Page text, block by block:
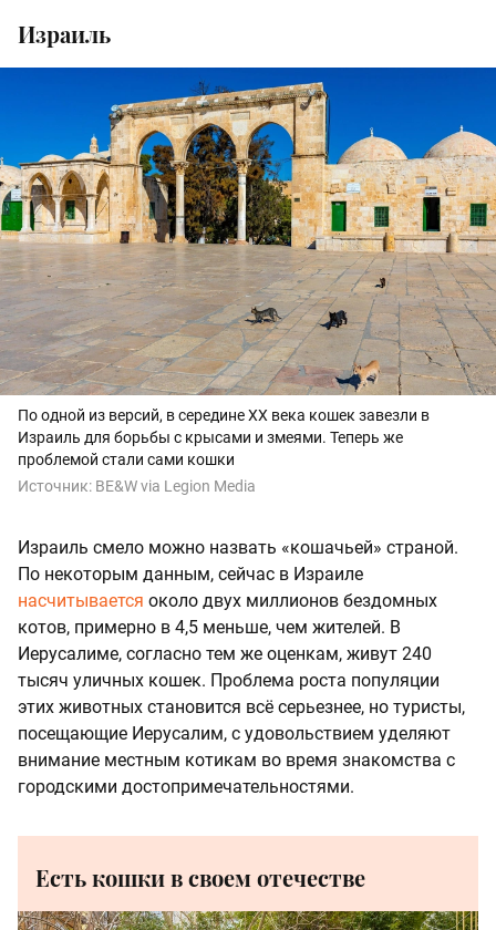
Израиль
По одной из версий, в середине XX века кошек завезли в
Израиль для борьбы с крысами и змеями. Теперь же
проблемой стали сами кошки
Источник: BE&W via Legion Media
Израиль смело можно назвать «кошачьей» страной.
По некоторым данным, сейчас в Израиле
насчитывается около двух миллионов бездомных
котов, примерно в 4,5 меньше, чем жителей. В
Иерусалиме, согласно тем же оценкам, живут 240
тысяч уличных кошек. Проблема роста популяции
этих животных становится всё серьезнее, но туристы,
посещающие Иерусалим, с удовольствием уделяют
внимание местным котикам во время знакомства с
городскими достопримечательностями.
Есть кошки в своем отечестве